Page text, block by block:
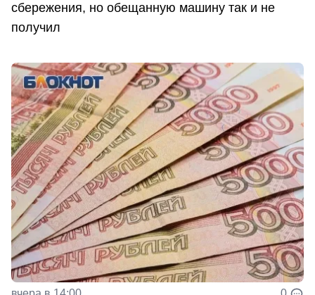
сбережения, но обещанную машину так и не
получил